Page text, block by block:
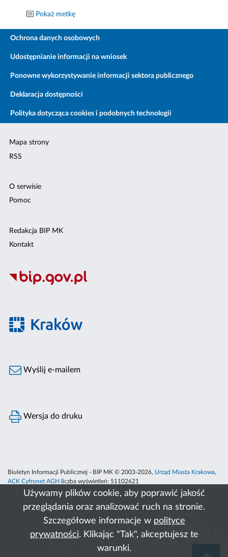
Używamy plików cookie, aby poprawić jakość
przeglądania oraz analizować ruch na stronie.
Szczegółowe informacje w polityce
prywatności. Klikając "Tak", akceptujesz te
warunki.
Pokaż metkę
Ochrona danych osobowych
Udostępnianie informacji na wniosek
Ponowne wykorzystywanie informacji sektora publicznego
Deklaracja dostępności
Polityka dotycząca cookies i podobnych technologii
Mapa strony
RSS
O serwisie
Pomoc
Redakcja BIP MK
Kontakt
Wyślij e-mailem
Wersja do druku
Biuletyn Informacji Publicznej - BIP MK © 2003-2026, Urząd Miasta Krakowa,
ACK Cyfronet AGH
liczba wyświetleń: 51102621